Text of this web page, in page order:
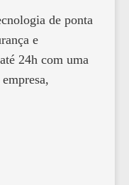
de ponta
e
24h com uma